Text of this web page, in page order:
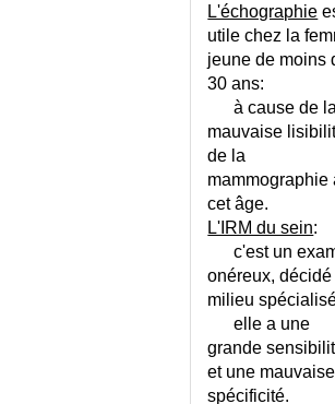
COARCTATION DE L'AORTE
COCCIDIOIDOMYCOSE
COCKETT (SYNDROME DE)
COELIAQUE (MALADIE) -
REGIME SANS GLUTEN
COEUR PULMONAIRE
COL DE LA VESSIE (MALADIE
COLIQUE HEPATIQUE
COLIQUE INTESTINALE
COLIQUE NEPHRETIQUE
COLITE ISCHEMIQUE
COLITE MICROSCOPIQUE
L'échographie
utile chez la
jeune de moins
30 ans:
à cause de la
mauvaise
de la
mammographie
cet âge.
L'IRM du sein:
c'est un
onéreux, décidé
milieu
elle a une
grande
et une mauvaise
spécificité.